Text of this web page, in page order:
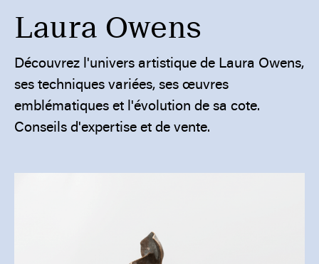
Laura Owens
Découvrez l'univers artistique de Laura Owens,
ses techniques variées, ses œuvres
emblématiques et l'évolution de sa cote.
Conseils d'expertise et de vente.